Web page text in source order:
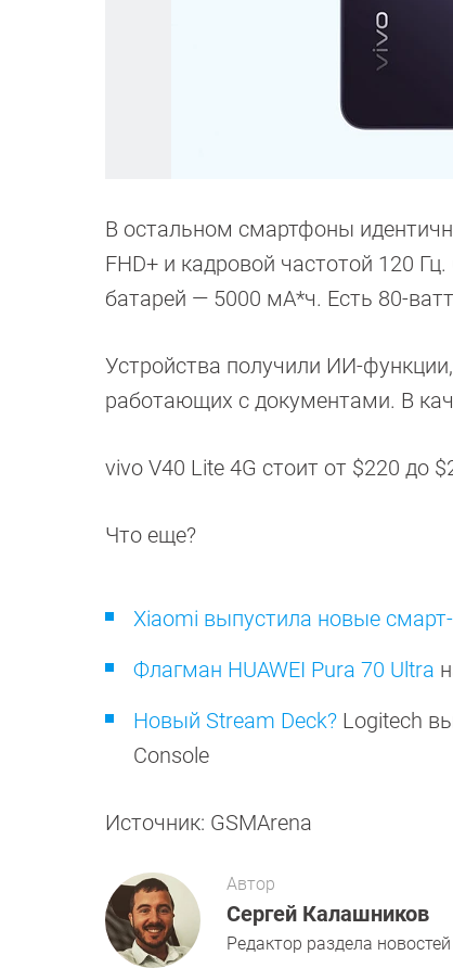
В остальном смартфоны
FHD+ и кадровой частотой 120
батарей — 5000 мА*ч. Есть 80-
Устройства получили ИИ-
работающих с документами. В
vivo V40 Lite 4G стоит от $220 до
Что еще?
Xiaomi выпустила новые
Флагман HUAWEI Pura 70 Ultra
Новый Stream Deck? Logitech
Console
Источник: GSMArena
Автор
Сергей Калашников
Редактор раздела новостей